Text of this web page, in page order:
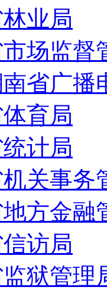
业局
场监督
省广播
育局
计局
关事务
方金融
访局
狱管理